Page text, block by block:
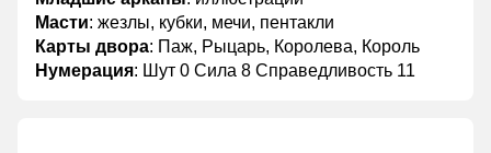
Масти: жезлы, кубки, мечи, пентакли
Карты двора: Паж, Рыцарь, Королева, Король
Нумерация: Шут 0 Сила 8 Справедливость 11